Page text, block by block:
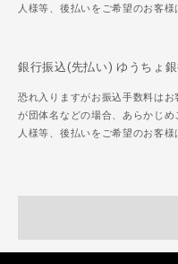
人様等、後払いをご希望のお客
銀行振込(先払い) ゆうちょ
恐れ入りますがお振込手数料は
が団体名などの場合、あらかじ
人様等、後払いをご希望のお客